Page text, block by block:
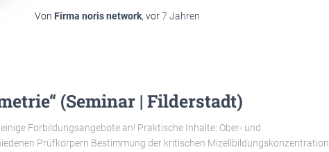
Von Firma noris network, vor7 Jahren
(Seminar | Filderstadt)
Forbildungsangebote an! Praktische Inhalte: Ober- und
Prüfkörpern Bestimmung der kritischen Mizellbildungskonzentration